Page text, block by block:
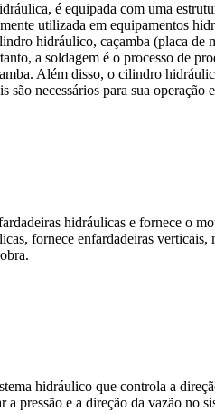
é equipada com uma
utilizada em equipamentos
hidráulico, caçamba (placa de
a soldagem é o processo de
Além disso, o cilindro
são necessários para sua operação
hidráulicas e fornece o
fornece enfardadeiras
hidráulico que controla a
a pressão e a direção da vazão